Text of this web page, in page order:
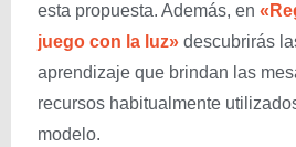
esta propuesta. Además, en
juego con la luz» descubrirás
aprendizaje que brindan las
recursos habitualmente
modelo.